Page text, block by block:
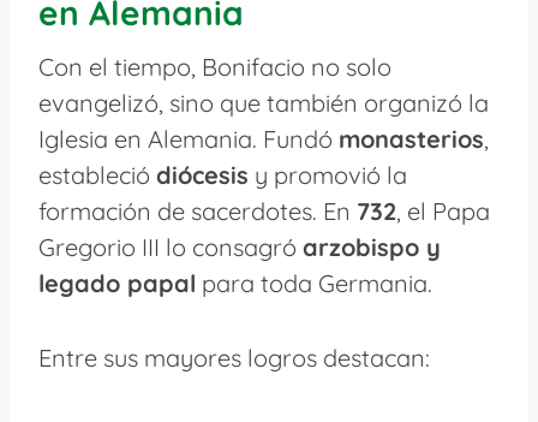
en Alemania
Con el tiempo, Bonifacio no solo
evangelizó, sino que también organizó la
Iglesia en Alemania. Fundó monasterios,
estableció diócesis y promovió la
formación de sacerdotes. En 732, el Papa
Gregorio III lo consagró arzobispo y
legado papal para toda Germania.
Entre sus mayores logros destacan: